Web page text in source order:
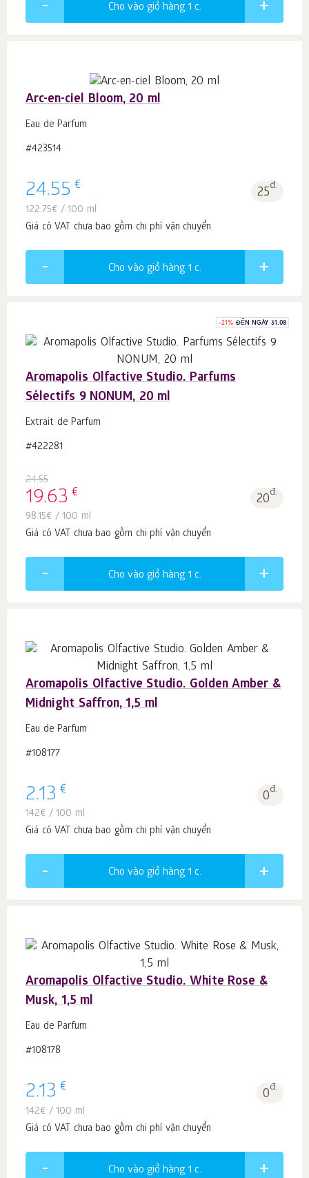
Cho vào giỏ hàng 1 c.
Arc-en-ciel Bloom, 20 ml
Eau de Parfum
#423514
24.55 € 25đ.
122.75€ / 100 ml
Giá có VAT chưa bao gồm chi phí vận chuyển
Cho vào giỏ hàng 1 c.
-21% ĐẾN NGÀY 31.08
Aromapolis Olfactive Studio. Parfums
Sélectifs 9 NONUM, 20 ml
Extrait de Parfum
#422281
24.55
19.63 € 20đ.
98.15€ / 100 ml
Giá có VAT chưa bao gồm chi phí vận chuyển
Cho vào giỏ hàng 1 c.
Aromapolis Olfactive Studio. Golden Amber &
Midnight Saffron, 1,5 ml
Eau de Parfum
#108177
2.13 € 0đ.
142€ / 100 ml
Giá có VAT chưa bao gồm chi phí vận chuyển
Cho vào giỏ hàng 1 c.
Aromapolis Olfactive Studio. White Rose &
Musk, 1,5 ml
Eau de Parfum
#108178
2.13 € 0đ.
142€ / 100 ml
Giá có VAT chưa bao gồm chi phí vận chuyển
Cho vào giỏ hàng 1 c.